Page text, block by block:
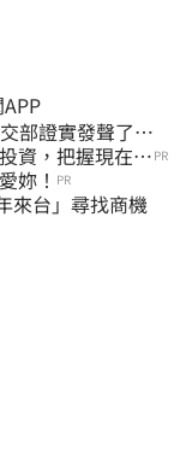
聞APP
部證實發聲了：
資，把握現在不 PR
妳！ PR
來台」尋找商機